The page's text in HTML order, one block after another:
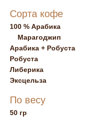
Сорта кофе
100 % Арабика
Марагоджип
Арабика + Робуста
Робуста
Либерика
Эксцельза
По весу
50 гр